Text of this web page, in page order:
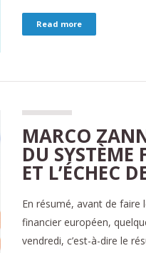
Read more
MARCO
DU SYSTÈME
ET L’ÉCHEC
En résumé, avant de faire
financier européen,
vendredi, c’est-à-dire le